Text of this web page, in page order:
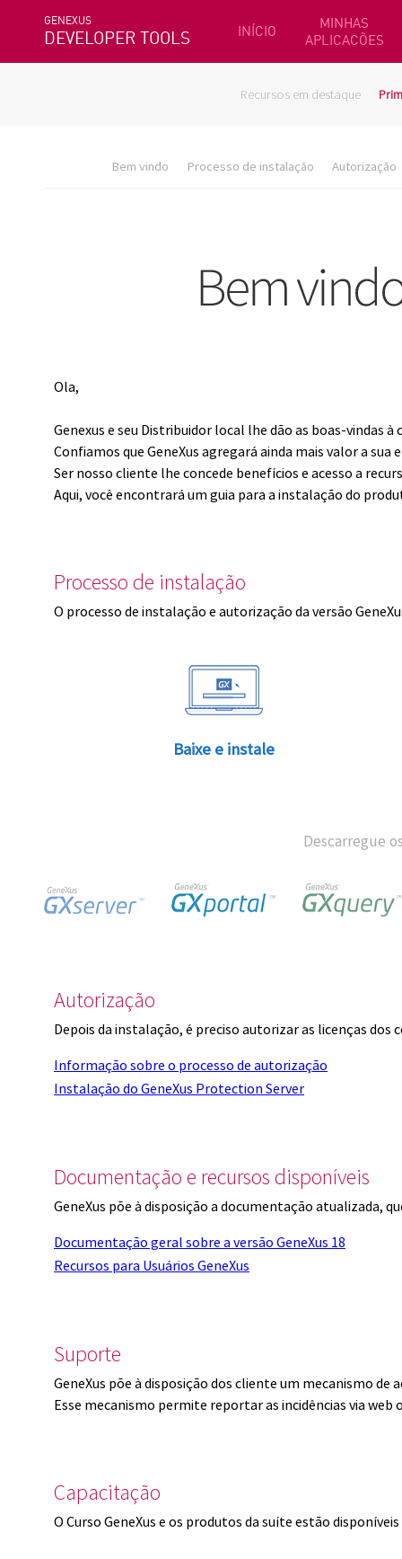
GENEXUS
DEVELOPER TOOLS INÍCIO
MINHAS
APLICACÕES
Recursos em destaque
Bem vindo Processo de instalação Autorização
Ola,
Genexus e seu Distribuidor local lhe dão as boas-vindas à
Confiamos que GeneXus agregará ainda mais valor a
Ser nosso cliente lhe concede benefícios e acesso a
Aqui, você encontrará um guia para a instalação do
Processo de instalação
O processo de instalação e autorização da versão
Baixe e instale
Descarregue
Autorização
Depois da instalação, é preciso autorizar as licenças dos
Informação sobre o processo de autorização
Instalação do GeneXus Protection Server
Documentação e recursos disponíveis
GeneXus põe à disposição a documentação atualizada,
Documentação geral sobre a versão GeneXus 18
Recursos para Usuários GeneXus
Suporte
GeneXus põe à disposição dos cliente um mecanismo de
Esse mecanismo permite reportar as incidências via
Capacitação
O Curso GeneXus e os produtos da suíte estão